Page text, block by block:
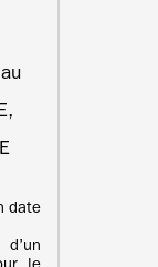
date